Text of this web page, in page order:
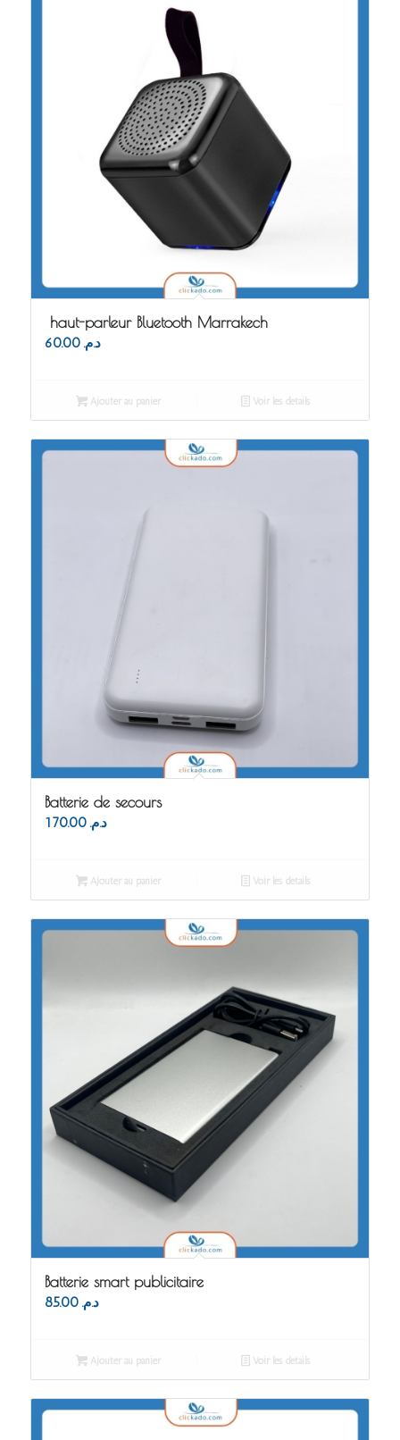
haut-parleur Bluetooth Marrakech
د.م. 60.00
Ajouter au panier Voir les détails
Batterie de secours
د.م. 170.00
Ajouter au panier Voir les détails
Batterie smart publicitaire
د.م. 85.00
Ajouter au panier Voir les détails